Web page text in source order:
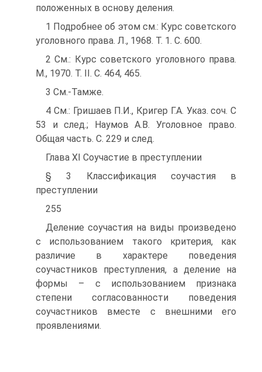
положенных в основу деления.
1 Подробнее об этом см.: Курс советского
уголовного права. Л., 1968. Т. 1. С. 600.
2 См.: Курс советского уголовного права.
М., 1970. Т. II. С. 464, 465.
3 См.-Тамже.
4 См.: Гришаев П.И., Кригер Г.А. Указ. соч. С
53 и след.; Наумов А.В. Уголовное право.
Общая часть. С. 229 и след.
Глава XI Соучастие в преступлении
§ 3 Классификация соучастия в
преступлении
255
Деление соучастия на виды произведено
с использованием такого критерия, как
различие в характере поведения
соучастников преступления, а деление на
формы – с использованием признака
степени согласованности поведения
соучастников вместе с внешними его
проявлениями.